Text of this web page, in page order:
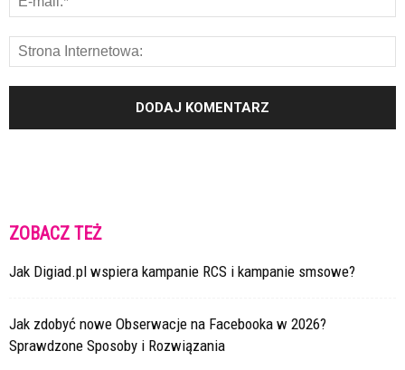
ZOBACZ TEŻ
Jak Digiad.pl wspiera kampanie RCS i kampanie smsowe?
Jak zdobyć nowe Obserwacje na Facebooka w 2026?
Sprawdzone Sposoby i Rozwiązania